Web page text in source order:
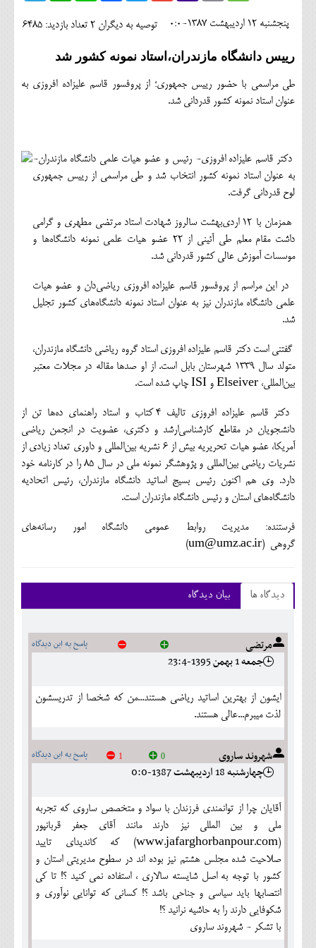
حقوقی
فرهنگی و هنری
اقتصادی
خانه
تعداد بازدید: 6485 توصیه به دیگران 2 پنجشنبه 12 ارديبهشت 1387-0:0
رييس دانشگاه مازندران،استاد نمونه كشور شد
طي مراسمي با حضور رييس جمهوري؛ از پروفسور قاسم عليزاده افروزي به
عنوان استاد نمونه كشور قدرداني شد.
دكتر قاسم عليزاده افروزي- رئيس و عضو هيات علمي دانشگاه مازندران-
به عنوان استاد نمونه كشور انتخاب شد و طي مراسمي از رييس جمهوري
لوح قدرداني گرفت.
همزمان با 12 اردي‌بهشت سالروز شهادت استاد مرتضي مطهري و گرامي
داشت مقام معلم طي آئيني از 22 عضو هيات علمي نمونه دانشگاه‌ها و
موسسات آموزش عالي كشور قدرداني شد.
در اين مراسم از پروفسور قاسم عليزاده افروزي رياضي‌دان و عضو هيات
علمي دانشگاه مازندران نيز به عنوان استاد نمونه دانشگاه‌هاي كشور تجليل
شد.
گفتني است دكتر قاسم عليزاده افروزي استاد گروه رياضي دانشگاه مازندران،
متولد سال 1339 شهرستان بابل است. از او صدها مقاله در مجلات معتبر
بين‌المللي، Elseiver و ISI چاپ شده است.
دكتر قاسم عليزاده افروزي تاليف 4 كتاب و استاد راهنماي ده‌ها تن از
دانشجويان در مقاطع كارشناسي‌ارشد و دكتري، عضويت در انجمن رياضي
آمريكا، عضو هيات تحريريه بيش از 6 نشريه بين‌المللي و داوري تعداد زيادي از
نشريات رياضي بين‌المللي و پژوهشگر نمونه ملي در سال 85 را در كارنامه خود
دارد. وي هم اكنون رئيس بسيج اساتيد دانشگاه مازندران، رئيس اتحاديه‌
دانشگاه‌هاي استان و رئيس دانشگاه مازندران است.
فرستنده: مديريت روابط عمومي دانشگاه امور رسانه‌هاي
گروهي (um@umz.ac.ir)
دیدگاه ها بیان دیدگاه
مرتضی پاسخ به این دیدگاه
جمعه 1 بهمن 1395-23:4
ایشون از بهترین اساتید ریاضی هستند...من که شخصا از تدریسشون
لذت میبرم...عالی هستند.
شهروند ساروی پاسخ به این دیدگاه 0
1
چهارشنبه 18 ارديبهشت 1387-0:0
آقایان چرا از توانمندی فرزندان با سواد و متخصص ساروی که تجربه
ملی و بین المللی نیز دارند مانند آقای جعفر قربانپور
(www.jafarghorbanpour.com) که کاندیدای تایید
صلاحیت شده مجلس هشتم نیز بوده اند در سطوح مدیریتی استان و
کشور با توجه به اصل شایسته سالاری ، استفاده نمی کنید ؟! تا کی
انتصابها باید سیاسی و جناحی باشد ؟! کسانی که توانایی نوآوری و
شکوفایی دارند را به حاشیه نرانید ؟!
با تشکر - شهروند ساروی